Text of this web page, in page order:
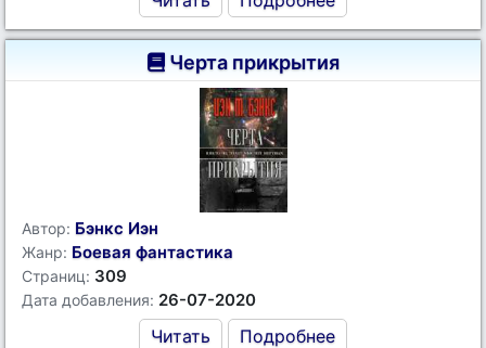
Черта прикрытия
Автор: Бэнкс Иэн
Жанр: Боевая фантастика
Страниц: 309
Дата добавления: 26-07-2020
Читать Подробнее